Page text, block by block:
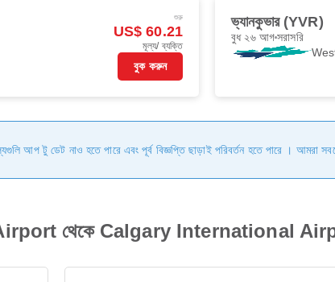
শুরু
US$ 60.21
মূল্য/ ব্যক্তি
বুক করুন
ভ্যানকুভার (YVR)
বুধ ২৬ আগসরাসরি
আপ টু ডেট নাও হতে পারে এবং পূর্ব বিজ্ঞপ্তি ছাড়াই পরিবর্তন হতে পারে । আমরা
থেকে Calgary International Airport